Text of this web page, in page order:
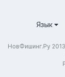
Язык
НовФишинг.Ру